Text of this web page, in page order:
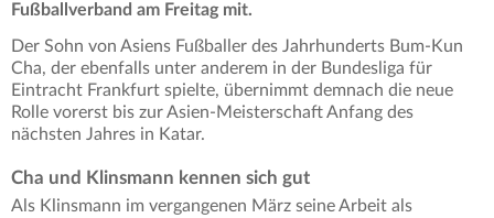
Fußballverband am Freitag mit.
Der Sohn von Asiens Fußballer des Jahrhunderts Bum-Kun
Cha, der ebenfalls unter anderem in der Bundesliga für
Eintracht Frankfurt spielte, übernimmt demnach die neue
Rolle vorerst bis zur Asien-Meisterschaft Anfang des
nächsten Jahres in Katar.
Cha und Klinsmann kennen sich gut
Als Klinsmann im vergangenen März seine Arbeit als